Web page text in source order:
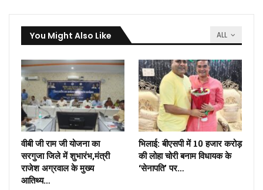
ALL
You Might Also Like
वीबी जी राम जी योजना का
सरगुजा जिले में शुभारंभ,मंत्री
राजेश अग्रवाल के मुख्य
आतिथ्य…
भिलाई: बीएसपी में 10 हजार करोड़
की लोहा चोरी बनाम विधायक के
‘सेनापति’ पर…